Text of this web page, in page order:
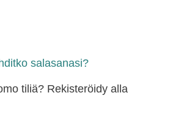
salasanasi?
tiliä? Rekisteröidy alla